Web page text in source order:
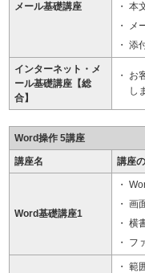
メール基礎講座
本
メ
添
インターネット・メ
ール基礎講座【総
合】
お
し
Word操作 5講座
講座名 講座
Word基礎講座1
画
横
フ
範